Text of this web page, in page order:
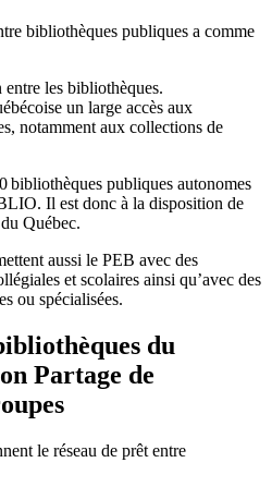
bibliothèques publiques a comme
les bibliothèques.
un large accès aux
notamment aux collections de
bibliothèques publiques autonomes
Il est donc à la disposition de
Québec.
aussi le PEB avec des
et scolaires ainsi qu’avec des
ou spécialisées.
du
Partage de
le réseau de prêt entre